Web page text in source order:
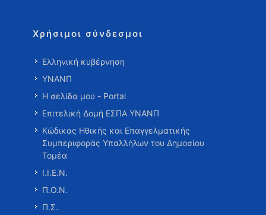
Χρήσιμοι σύνδεσμοι
Ελληνική κυβέρνηση
ΥΝΑΝΠ
Η σελίδα μου - Portal
Επιτελική Δομή ΕΣΠΑ ΥΝΑΝΠ
Κώδικας Ηθικής και Επαγγελματικής
Συμπεριφοράς Υπαλλήλων του Δημοσίου
Τομέα
Ι.Ι.Ε.Ν.
Π.Ο.Ν.
Π.Σ.